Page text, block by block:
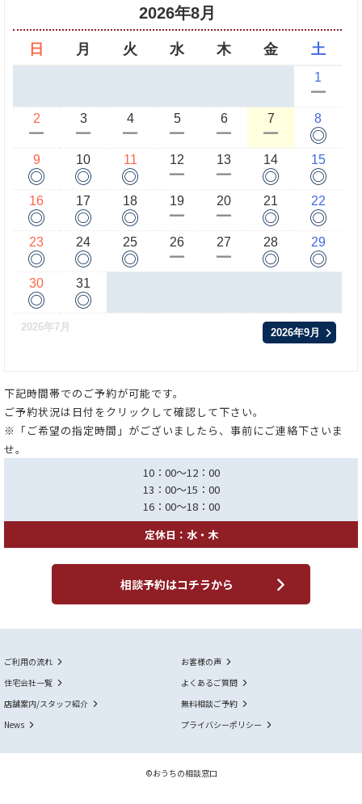
2026年8月
日 月 火 水 木 金 土
1
ー
2
ー
3
ー
4
ー
5
ー
6
ー
7
ー
8
◎
9
◎
10
◎
11
◎
12
ー
13
ー
14
◎
15
◎
16
◎
17
◎
18
◎
19
ー
20
ー
21
◎
22
◎
23
◎
24
◎
25
◎
26
ー
27
ー
28
◎
29
◎
30
◎
31
◎
2026年7月 2026年9月
下記時間帯でのご予約が可能です。
ご予約状況は日付をクリックして確認して下さい。
※「ご希望の指定時間」がございましたら、事前にご連絡下さいま
せ。
10：00～12：00
13：00～15：00
16：00～18：00
定休日：水・木
相談予約はコチラから
ご利用の流れ
お客様の声
住宅会社一覧
よくあるご質問
店舗案内/スタッフ紹介
無料相談ご予約
News
プライバシーポリシー
©おうちの相談窓口